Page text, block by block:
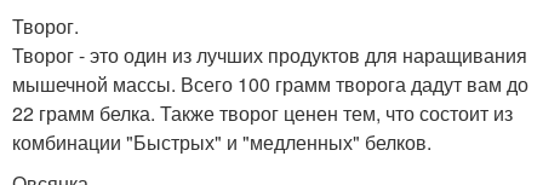
Творог.
Творог - это один из лучших продуктов для наращивания
мышечной массы. Всего 100 грамм творога дадут вам до
22 грамм белка. Также творог ценен тем, что состоит из
комбинации "Быстрых" и "медленных" белков.